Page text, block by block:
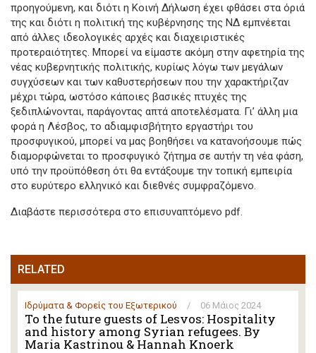
προηγούμενη, και διότι η Κοινή Δήλωση έχει φθάσει στα όριά
της και διότι η πολιτική της κυβέρνησης της ΝΔ εμπνέεται
από άλλες ιδεολογικές αρχές και διαχειριστικές
προτεραιότητες. Μπορεί να είμαστε ακόμη στην αφετηρία της
νέας κυβερνητικής πολιτικής, κυρίως λόγω των μεγάλων
συγχύσεων και των καθυστερήσεων που την χαρακτήριζαν
μέχρι τώρα, ωστόσο κάποιες βασικές πτυχές της
ξεδιπλώνονται, παράγοντας απτά αποτελέσματα. Γι’ άλλη μια
φορά η Λέσβος, το αδιαμφισβήτητο εργαστήρι του
προσφυγικού, μπορεί να μας βοηθήσει να κατανοήσουμε πώς
διαμορφώνεται το προσφυγικό ζήτημα σε αυτήν τη νέα φάση,
υπό την προϋπόθεση ότι θα εντάξουμε την τοπική εμπειρία
στο ευρύτερο ελληνικό και διεθνές συμφραζόμενο.
Διαβάστε περισσότερα στο επισυναπτόμενο pdf.
RELATED
Ιδρύματα & Φορείς του Εξωτερικού / 06 Μάιος 2024
To the future guests of Lesvos: Hospitality
and history among Syrian refugees. By
Maria Kastrinou & Hannah Knoerk